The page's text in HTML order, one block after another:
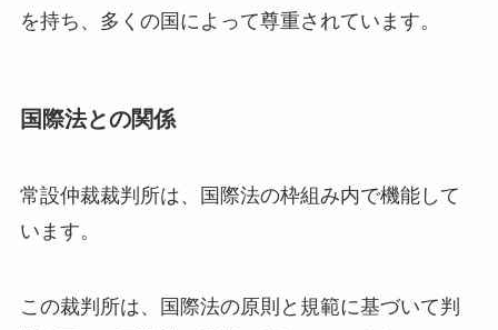
を持ち、多くの国によって尊重されています。
国際法との関係
常設仲裁裁判所は、国際法の枠組み内で機能して
います。
この裁判所は、国際法の原則と規範に基づいて判